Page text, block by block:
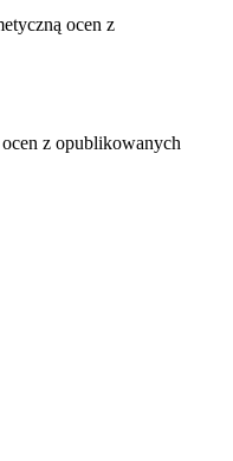
ocen z
z opublikowanych